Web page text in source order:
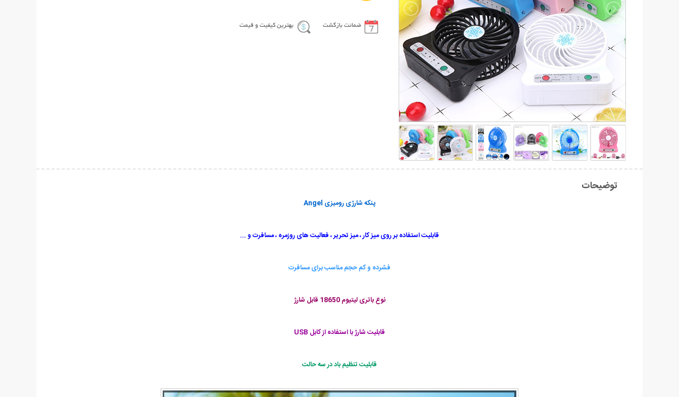
ضمانت بازگشت بهترین کیفیت و قیمت
توضیحات
پنکه شارژی رومیزی Angel
قابلیت استفاده بر روی میز کار ، میز تحریر ، فعالیت های روزمره ، مسافرت و ...
فشرده و کم حجم مناسب برای مسافرت
نوع باتری لیتیوم 18650 قابل شارژ
قابلیت شارژ با استفاده از کابل USB
قابلیت تنظیم باد در سه حالت